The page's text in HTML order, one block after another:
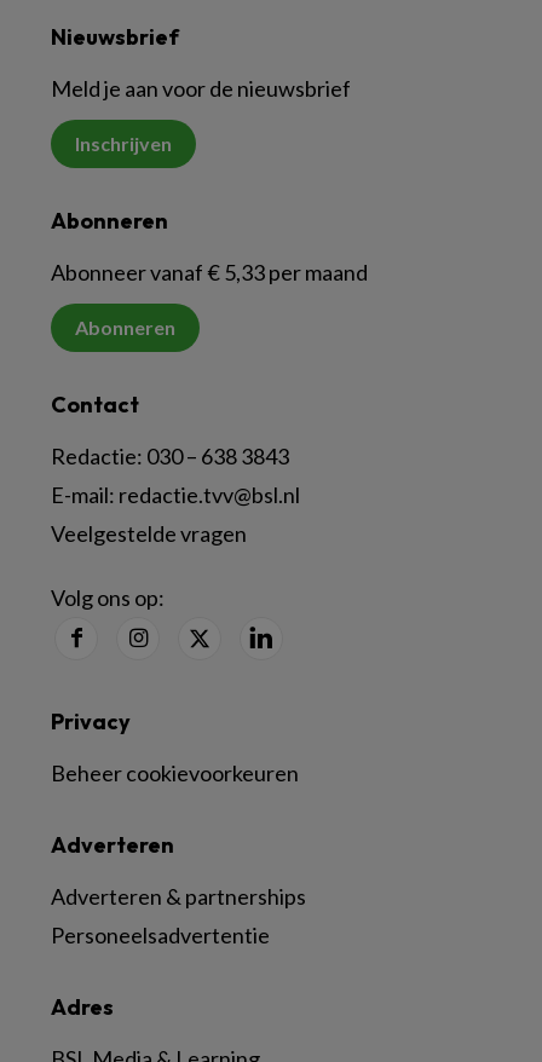
Nieuwsbrief
Meld je aan voor de nieuwsbrief
Inschrijven
Abonneren
Abonneer vanaf € 5,33 per maand
Abonneren
Contact
Redactie: 030 – 638 3843
E-mail: redactie.tvv@bsl.nl
Veelgestelde vragen
Volg ons op:
Adres
Adverteren
Adverteren & partnerships
Personeelsadvertentie
Privacy
Beheer cookievoorkeuren